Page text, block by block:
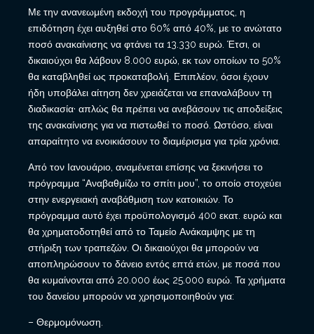
Με την ανανεωμένη εκδοχή του προγράμματος, η
επιδότηση έχει αυξηθεί στο 60% από 40%, με το ανώτατο
ποσό ανακαίνισης να φτάνει τα 13.330 ευρώ. Έτσι, οι
δικαιούχοι θα λάβουν 8.000 ευρώ, εκ των οποίων το 50%
θα καταβληθεί ως προκαταβολή. Επιπλέον, όσοι έχουν
ήδη υποβάλει αίτηση δεν χρειάζεται να επαναλάβουν τη
διαδικασία· απλώς θα πρέπει να ανεβάσουν τις αποδείξεις
της ανακαίνισης για να πιστωθεί το ποσό. Ωστόσο, είναι
απαραίτητο να ενοικιάσουν το διαμέρισμα για τρία χρόνια.
Από τον Ιανουάριο, αναμένεται επίσης να ξεκινήσει το
πρόγραμμα “Αναβαθμίζω το σπίτι μου”, το οποίο στοχεύει
στην ενεργειακή αναβάθμιση των κατοικιών. Το
πρόγραμμα αυτό έχει προϋπολογισμό 400 εκατ. ευρώ και
θα χρηματοδοτηθεί από το Ταμείο Ανάκαμψης με τη
στήριξη των τραπεζών. Οι δικαιούχοι θα μπορούν να
αποπληρώσουν το δάνειο εντός επτά ετών, με ποσά που
θα κυμαίνονται από 20.000 έως 25.000 ευρώ. Τα χρήματα
του δανείου μπορούν να χρησιμοποιηθούν για:
– Θερμομόνωση.